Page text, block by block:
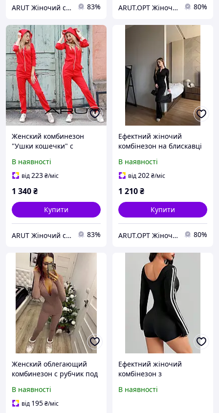
ARUT Жіночий стильний одяг від українського виробника 83% ARUT.OPT Жіночий одяг по низьким цінам 80%
Женский комбинезон
"Ушки кошечки" с
В наявності
від223₴/міс
1 340₴
Купити
ARUT Жіночий стильний одяг від українського виробника 83%
Ефектний жіночий
комбінезон на блискавці
В наявності
від202₴/міс
1 210₴
Купити
ARUT.OPT Жіночий одяг по низьким цінам 80%
Женский облегающий
комбинезон с рубчик под
ЧЕРНЫЙ 42(S)
В наявності
від 195₴/міс
Ефектний жіночий
комбінезон з
лампасами
В наявності